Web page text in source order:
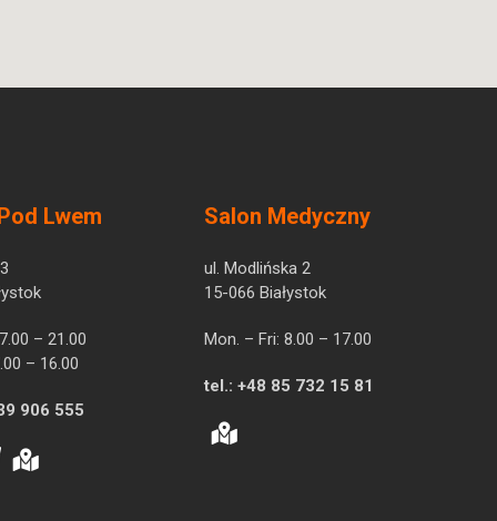
Lwem
– 21.00
– 16.00
906 555
Salon Medyczny
ul. Modlińska 2
15-066 Białystok
Mon. – Fri: 8.00 – 17.00
tel.: +48 85 732 15 81